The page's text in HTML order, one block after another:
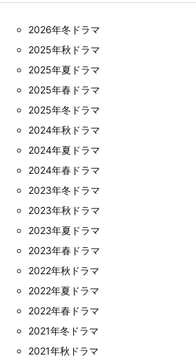
2026年冬ドラマ
2025年秋ドラマ
2025年夏ドラマ
2025年春ドラマ
2025年冬ドラマ
2024年秋ドラマ
2024年夏ドラマ
2024年春ドラマ
2023年冬ドラマ
2023年秋ドラマ
2023年夏ドラマ
2023年春ドラマ
2022年秋ドラマ
2022年夏ドラマ
2022年春ドラマ
2021年冬ドラマ
2021年秋ドラマ